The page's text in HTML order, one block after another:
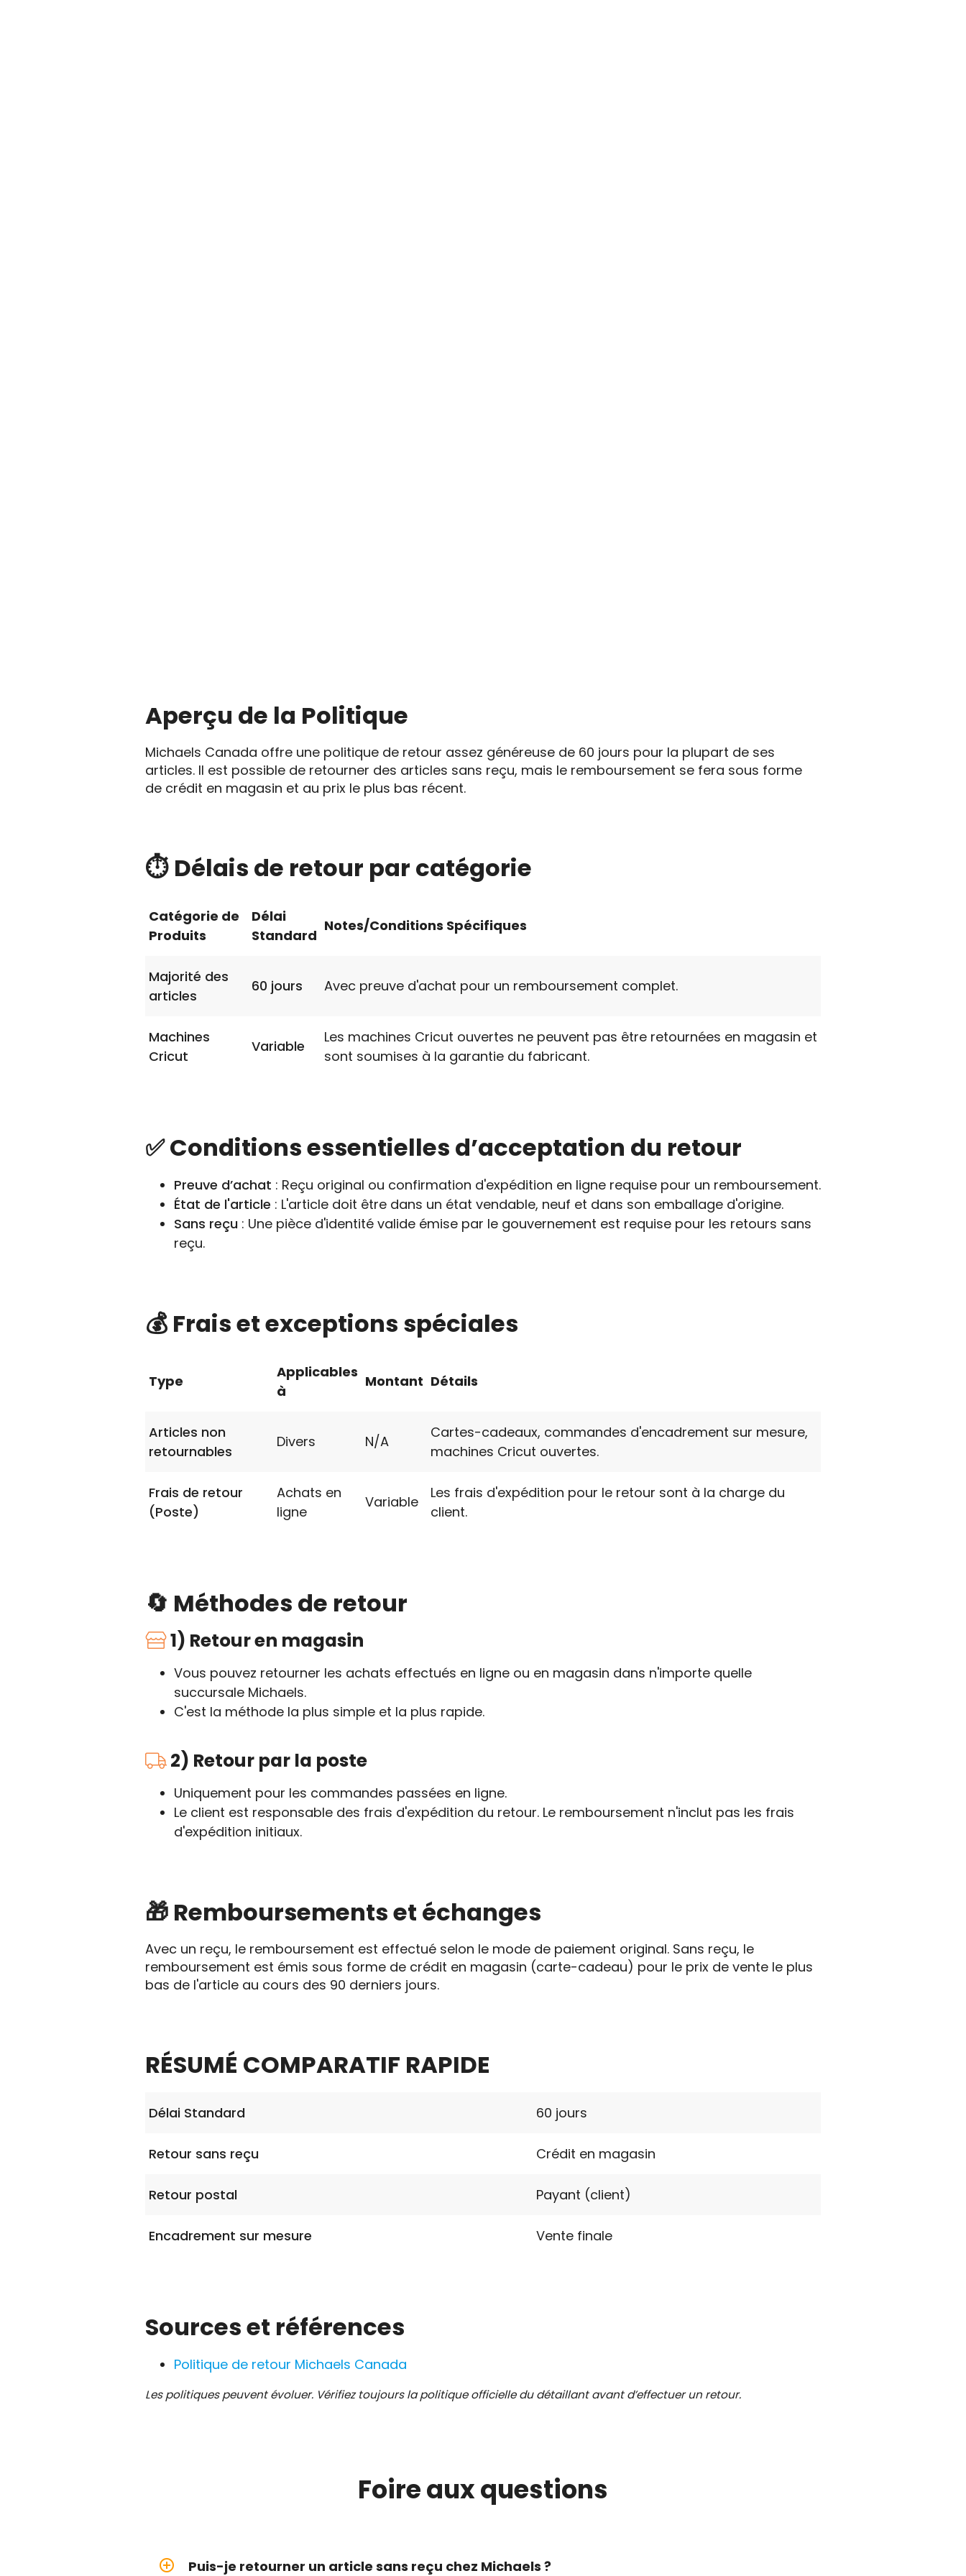
Aperçu de la Politique
Michaels Canada offre une politique de retour assez généreuse de 60 jours pour la plupart de ses
articles. Il est possible de retourner des articles sans reçu, mais le remboursement se fera sous forme
de crédit en magasin et au prix le plus bas récent.
⏱️ Délais de retour par catégorie
Catégorie de
Produits
Délai
Standard
Notes/Conditions Spécifiques
Majorité des
articles
60 jours Avec preuve d'achat pour un remboursement complet.
Machines
Cricut
Variable
Les machines Cricut ouvertes ne peuvent pas être retournées en magasin et
sont soumises à la garantie du fabricant.
✅ Conditions essentielles d’acceptation du retour
Preuve d’achat : Reçu original ou confirmation d'expédition en ligne requise pour un remboursement.
État de l'article : L'article doit être dans un état vendable, neuf et dans son emballage d'origine.
Sans reçu : Une pièce d'identité valide émise par le gouvernement est requise pour les retours sans
reçu.
💰 Frais et exceptions spéciales
Type
Applicables
à
Montant Détails
Articles non
retournables
Divers N/A
Cartes-cadeaux, commandes d'encadrement sur mesure,
machines Cricut ouvertes.
Frais de retour
(Poste)
Achats en
ligne
Variable
Les frais d'expédition pour le retour sont à la charge du
client.
🔄 Méthodes de retour
1) Retour en magasin
Vous pouvez retourner les achats effectués en ligne ou en magasin dans n'importe quelle
succursale Michaels.
C'est la méthode la plus simple et la plus rapide.
2) Retour par la poste
Uniquement pour les commandes passées en ligne.
Le client est responsable des frais d'expédition du retour. Le remboursement n'inclut pas les frais
d'expédition initiaux.
🎁 Remboursements et échanges
Avec un reçu, le remboursement est effectué selon le mode de paiement original. Sans reçu, le
remboursement est émis sous forme de crédit en magasin (carte-cadeau) pour le prix de vente le plus
bas de l'article au cours des 90 derniers jours.
RÉSUMÉ COMPARATIF RAPIDE
Délai Standard 60 jours
Retour sans reçu Crédit en magasin
Retour postal Payant (client)
Encadrement sur mesure Vente finale
Sources et références
Politique de retour Michaels Canada
Les politiques peuvent évoluer. Vérifiez toujours la politique officielle du détaillant avant d’effectuer un retour.
Foire auxquestions
add_circle_outline Puis-je retourner un article sans reçu chez Michaels ?